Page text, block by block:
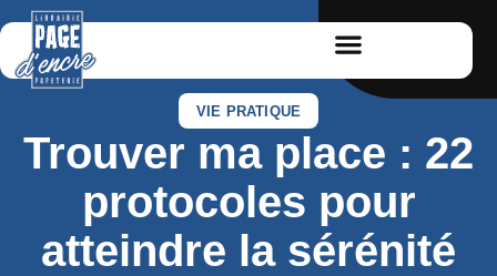
VIE PRATIQUE
Trouver ma place : 22
protocoles pour
atteindre la sérénité